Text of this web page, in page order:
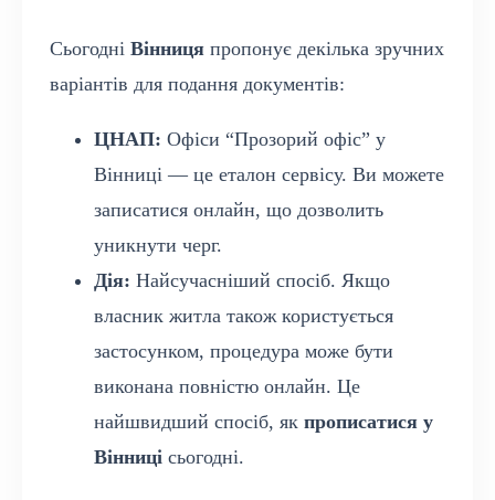
Сьогодні Вінниця пропонує декілька зручних
варіантів для подання документів:
ЦНАП: Офіси “Прозорий офіс” у
Вінниці — це еталон сервісу. Ви можете
записатися онлайн, що дозволить
уникнути черг.
Дія: Найсучасніший спосіб. Якщо
власник житла також користується
застосунком, процедура може бути
виконана повністю онлайн. Це
найшвидший спосіб, як прописатися у
Вінниці сьогодні.